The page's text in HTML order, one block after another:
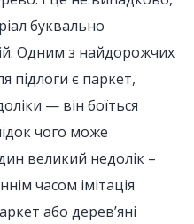
буквально
Одним з найдорожчих
підлоги є паркет,
— він боїться
чого може
великий недолік –
часом імітація
або дерев’яні